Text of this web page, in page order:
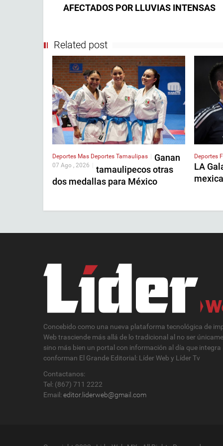
AFECTADOS POR LLUVIAS INTENSAS
Related post
Deportes Mas Deportes Tamaulipas |
07 Ago , 2026 |
Ganan
tamaulipecos otras
dos medallas para México
Deportes
LA
Concebido como una nueva plataforma tecnológica de
Web trasciende más allá de lo tradicional al no ser
sino más bien un portal con información al día que
conforman El Grande Editorial: Líder Web y Líder Tv
Contactanos:
Tel: (867) 711 2222
Email: editor.liderweb@gmail.com